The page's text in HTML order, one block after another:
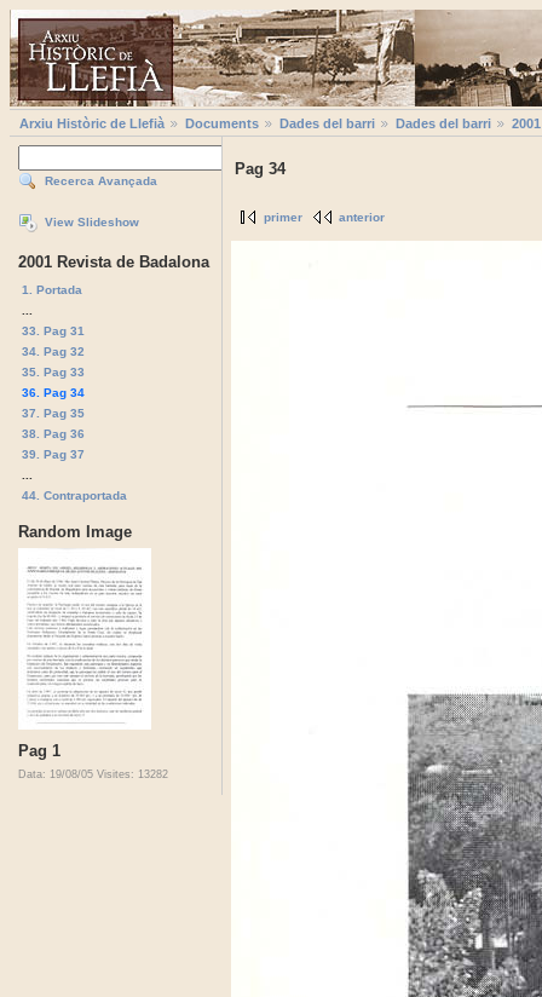
Arxiu Històric de Llefià Documents Dades del barri Dades del barri
Recerca Avançada
View Slideshow
2001 Revista de Badalona
1. Portada
33. Pag 31
34. Pag 32
35. Pag 33
36. Pag 34
37. Pag 35
38. Pag 36
39. Pag 37
44. Contraportada
Random Image
Pag 1
Data: 19/08/05 Visites: 13282
Pag 34
primer anterior